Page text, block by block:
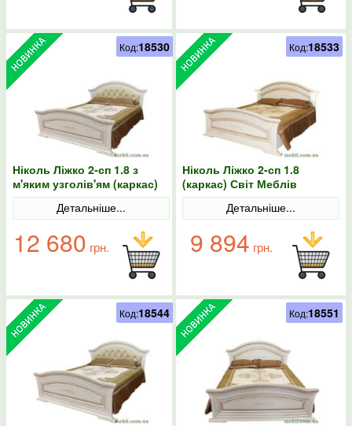
Ніколь Ліжко 2-сп 1.8 з
м'яким узголів'ям (каркас)
Світ Меблів
Детальніше...
12 680 грн.
Код:18530
Ніколь Ліжко 2-сп 1.8
(каркас) Світ Меблів
Детальніше...
9 894 грн.
Код:18533
Код:18544 Код:18551